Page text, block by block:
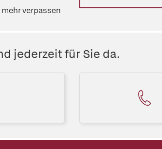
verpassen
jederzeit für Sie da.